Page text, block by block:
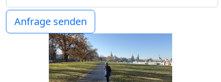
Anfrage senden